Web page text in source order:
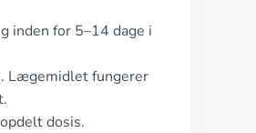
inden for 5–14 dage i
Lægemidlet fungerer
dosis.